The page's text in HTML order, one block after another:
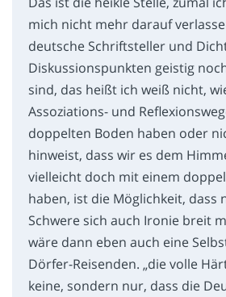
mich nicht mehr darauf
deutsche Schriftsteller und
Diskussionspunkten geistig
sind, das heißt ich weiß nicht,
Assoziations- und
doppelten Boden haben oder
hinweist, dass wir es dem
vielleicht doch mit einem
haben, ist die Möglichkeit, dass
Schwere sich auch Ironie breit
wäre dann eben auch eine
Dörfer-Reisenden. „die volle
keine, sondern nur, dass die